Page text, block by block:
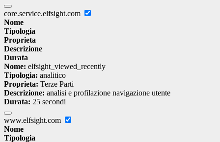
core.service.elfsight.com
Nome
Tipologia
Proprieta
Descrizione
Durata
Nome: elfsight_viewed_recently
Tipologia: analitico
Proprieta: Terze Parti
Descrizione: analisi e profilazione navigazione utente
Durata: 25 secondi
www.elfsight.com
Nome
Tipologia